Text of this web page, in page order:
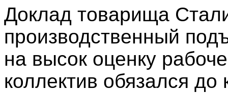
Доклад товарища
производственный
на высок оценку
коллектив обязался до